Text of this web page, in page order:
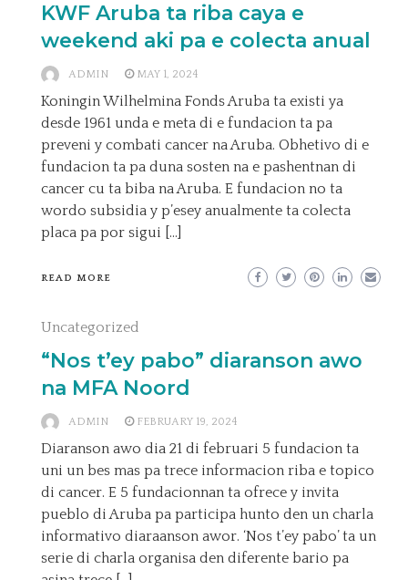
KWF Aruba ta riba caya e
weekend aki pa e colecta anual
ADMIN MAY 1, 2024
Koningin Wilhelmina Fonds Aruba ta existi ya
desde 1961 unda e meta di e fundacion ta pa
preveni y combati cancer na Aruba. Obhetivo di e
fundacion ta pa duna sosten na e pashentnan di
cancer cu ta biba na Aruba. E fundacion no ta
wordo subsidia y p’esey anualmente ta colecta
placa pa por sigui […]
READ MORE
Uncategorized
“Nos t’ey pabo” diaranson awo
na MFA Noord
ADMIN FEBRUARY 19, 2024
Diaranson awo dia 21 di februari 5 fundacion ta
uni un bes mas pa trece informacion riba e topico
di cancer. E 5 fundacionnan ta ofrece y invita
pueblo di Aruba pa participa hunto den un charla
informativo diaraanson awor. ‘Nos t’ey pabo’ ta un
serie di charla organisa den diferente bario pa